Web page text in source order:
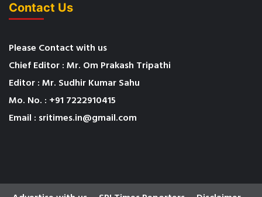
Contact Us
Please Contact with us
Chief Editor : Mr. Om Prakash Tripathi
Editor : Mr. Sudhir Kumar Sahu
Mo. No. : +91 7222910415
Email : sritimes.in@gmail.com